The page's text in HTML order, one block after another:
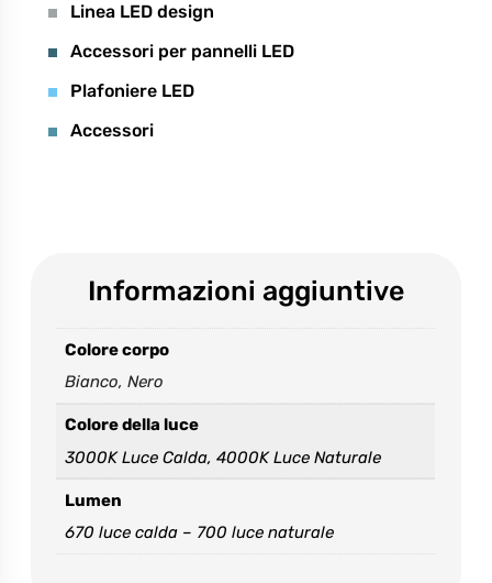
Accetto e dichiaro di aver letto l’informativa sulla
privacy*
Linea LED design
Accessori per pannelli LED
Plafoniere LED
Accessori
Informazioni aggiuntive
Colore corpo
Bianco, Nero
Colore della luce
3000K Luce Calda, 4000K Luce Naturale
Lumen
670 luce calda – 700 luce naturale